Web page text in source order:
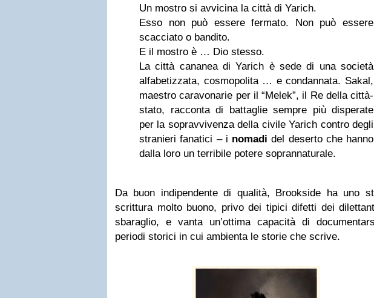
Un mostro si avvicina la città di Yarich.
Esso non può essere fermato. Non può essere
scacciato o bandito.
E il mostro è … Dio stesso.
La città cananea di Yarich è sede di una società
alfabetizzata, cosmopolita … e condannata. Sakal,
maestro caravonarie per il “Melek”, il Re della città-
stato, racconta di battaglie sempre più disperate
per la sopravvivenza della civile Yarich contro degli
stranieri fanatici – i nomadi del deserto che hanno
dalla loro un terribile potere soprannaturale.
Da buon indipendente di qualità, Brookside ha uno
scrittura molto buono, privo dei tipici difetti dei
sbaraglio, e vanta un’ottima capacità di
periodi storici in cui ambienta le storie che scrive.